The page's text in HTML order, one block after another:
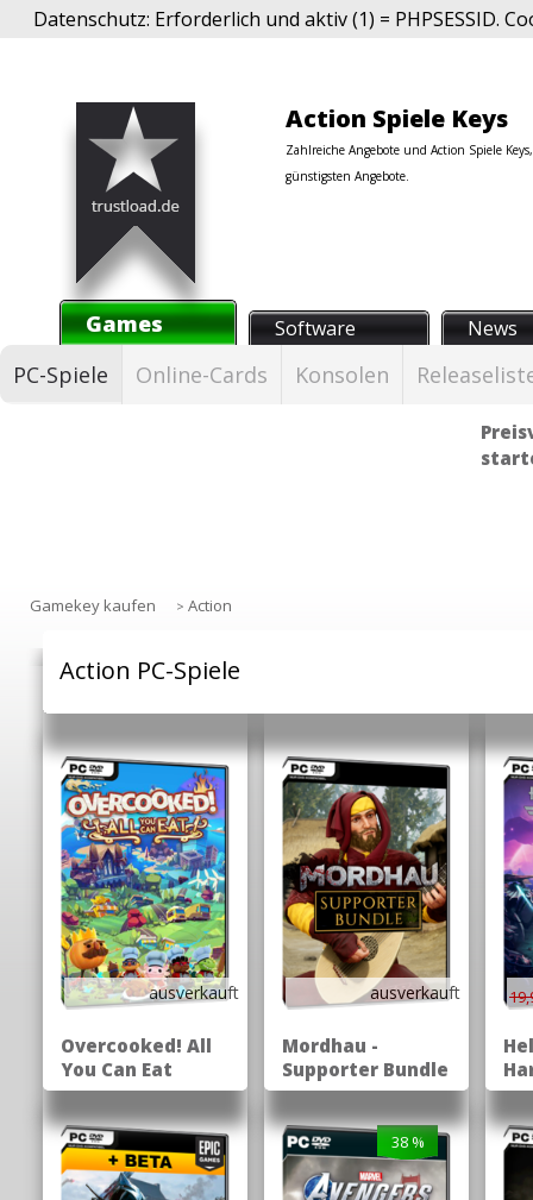
Datenschutz: Erforderlich und aktiv (1) = PHPSESSID.
Action Spiele Keys
Zahlreiche Angebote und Action Spiele
günstigsten Angebote.
Games Software News
PC-Spiele Online-Cards Konsolen
Gamekey kaufen > Action
Action PC-Spiele
ausverkauft
Overcooked! All
You Can Eat
ausverkauft
Mordhau -
Supporter Bundle
38 %